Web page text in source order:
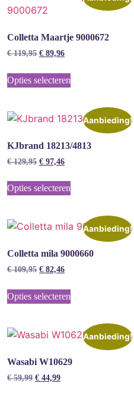
Colletta Maartje 9000672
€119,95 € 89,96
Opties selecteren
Aanbieding!
KJbrand 18213/4813
€129,95 € 97,46
Opties selecteren
Aanbieding!
Colletta mila 9000660
€109,95 € 82,46
Opties selecteren
Aanbieding!
Wasabi W10629
€59,99 € 44,99